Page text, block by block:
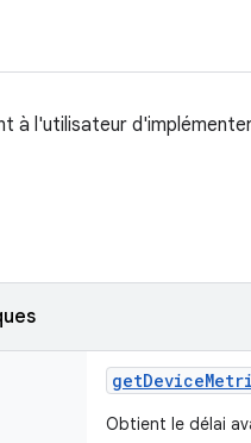
à l'utilisateur
getDevice
Obtient le délai